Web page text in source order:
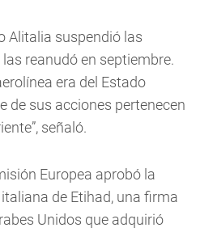
Alitalia suspendió las
reanudó en septiembre.
era del Estado
de sus acciones pertenecen
señaló.
Europea aprobó la
de Etihad, una firma
Unidos que adquirió